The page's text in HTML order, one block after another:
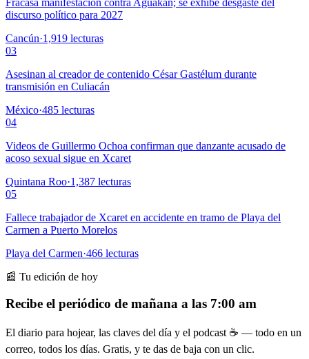
Fracasa manifestación contra Aguakan; se exhibe desgaste del
discurso político para 2027
Cancún·1,919 lecturas
03
Asesinan al creador de contenido César Gastélum durante
transmisión en Culiacán
México·485 lecturas
04
Videos de Guillermo Ochoa confirman que danzante acusado de
acoso sexual sigue en Xcaret
Quintana Roo·1,387 lecturas
05
Fallece trabajador de Xcaret en accidente en tramo de Playa del
Carmen a Puerto Morelos
Playa del Carmen·466 lecturas
📰 Tu edición de hoy
Recibe el periódico de mañana a las 7:00 am
El diario para hojear, las claves del día y el podcast ☕ — todo en un
correo, todos los días. Gratis, y te das de baja con un clic.